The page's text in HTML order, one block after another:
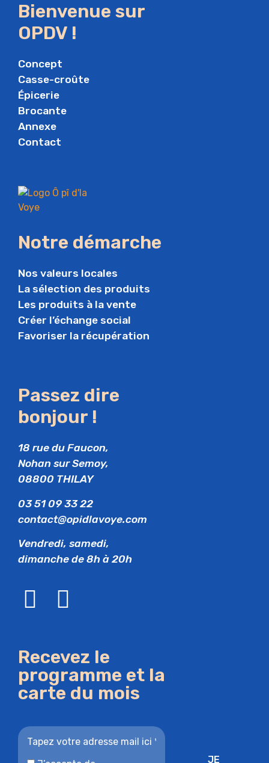
Bienvenue sur
OPDV !
Concept
Casse-croûte
Épicerie
Brocante
Annexe
Contact
Notre démarche
Nos valeurs locales
La sélection des produits
Les produits à la vente
Créer l’échange social
Favoriser la récupération
Passez dire
bonjour !
18 rue du Faucon,
Nohan sur Semoy,
08800 THILAY
03 51 09 33 22
contact@opidlavoye.com
Vendredi, samedi,
dimanche de 8h à 20h
Recevez le
programme et la
carte du mois